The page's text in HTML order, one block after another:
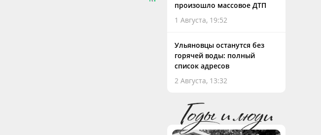
произошло массовое ДТП
1 Августа, 19:52
Ульяновцы останутся без
горячей воды: полный
список адресов
2 Августа, 13:32